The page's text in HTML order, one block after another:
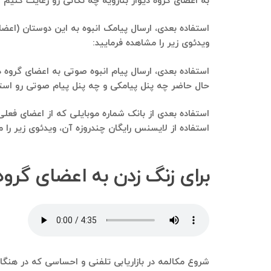
استفاده بعدی، ارسال پیامک انبوه به این دوستان
ویدئوی زیر را مشاهده فرمایید:
استفاده بعدی، ارسال پیام انبوه صوتی به اعضای
حال حاضر چه پنل پیامکی و چه پنل پیام صوتی رو استفاده می‌کنیم
استفاده بعدی از بانک شماره موبایلی که از اعضای
استفاده از لایسنس رایگان چندروزه آن، ویدئوی زیر را
برای زنگ زدن به اعضای
شروع مکالمه در بازاریابی تلفنی و احساسی که در